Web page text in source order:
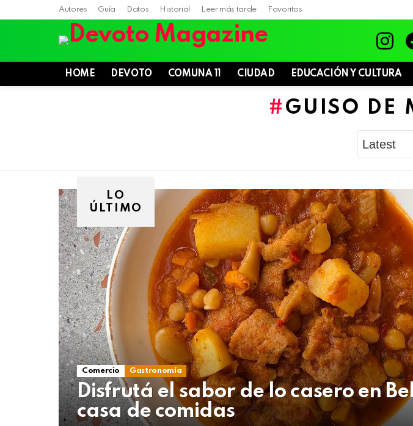
Autores Guía Datos Historial Leer más tarde Favoritos
HOME DEVOTO COMUNA 11 CIUDAD EDUCACIÓN Y CULTURA
GUISO DE
LO
ÚLTIMO
Comercio Gastronomía
Disfrutá el sabor de lo casero en
casa de comidas
Villa
Devoto,
07
de
agosto
de
2026